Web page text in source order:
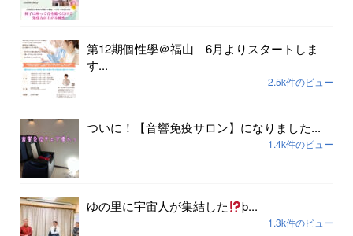
第12期個性學＠福山 6月よりスタートしま
す...
2.5k件のビュー
ついに！【音響免疫サロン】になりました...
1.4k件のビュー
ゆの里に宇宙人が集結した þ...
1.3k件のビュー